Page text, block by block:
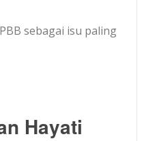
sebagai isu paling
Hayati